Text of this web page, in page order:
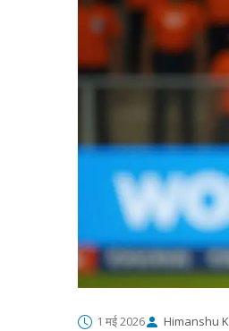
1 मई 2026 Himanshu